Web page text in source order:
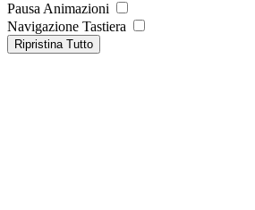
Pausa Animazioni
Navigazione Tastiera
Ripristina Tutto